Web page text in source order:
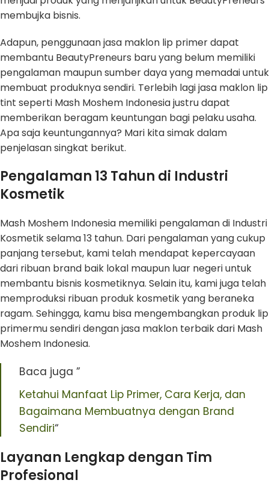
membujka bisnis.
Adapun, penggunaan jasa maklon lip primer dapat
membantu BeautyPreneurs baru yang belum memiliki
pengalaman maupun sumber daya yang memadai untuk
membuat produknya sendiri. Terlebih lagi jasa maklon lip
tint seperti Mash Moshem Indonesia justru dapat
memberikan beragam keuntungan bagi pelaku usaha.
Apa saja keuntungannya? Mari kita simak dalam
penjelasan singkat berikut.
Pengalaman 13 Tahun di Industri
Kosmetik
Mash Moshem Indonesia memiliki pengalaman di Industri
Kosmetik selama 13 tahun. Dari pengalaman yang cukup
panjang tersebut, kami telah mendapat kepercayaan
dari ribuan brand baik lokal maupun luar negeri untuk
membantu bisnis kosmetiknya. Selain itu, kami juga telah
memproduksi ribuan produk kosmetik yang beraneka
ragam. Sehingga, kamu bisa mengembangkan produk lip
primermu sendiri dengan jasa maklon terbaik dari Mash
Moshem Indonesia.
Baca juga ”
Ketahui Manfaat Lip Primer, Cara Kerja, dan
Bagaimana Membuatnya dengan Brand
Sendiri“
Layanan Lengkap dengan Tim
Profesional